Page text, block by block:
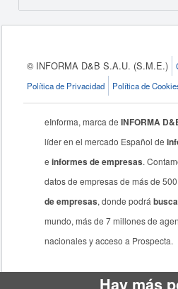
© INFORMA D&B S.A.U. (S.M.E.)
Política de Privacidad
Política de
eInforma, marca deINFORMA
líder en el mercado Español de
einformes de empresas.
datos de empresas de más de
de empresas, donde podrá
mundo, más de 7 millones de
nacionales y acceso a Prospecta.
Hay más